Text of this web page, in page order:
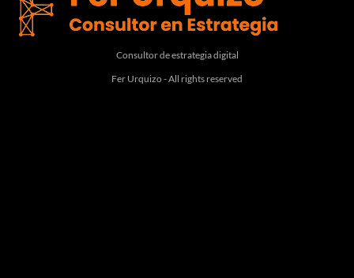
Consultor de estrategia digital
Fer Urquizo - All rights reserved